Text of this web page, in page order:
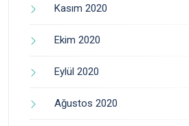
Kasım 2020
Ekim 2020
Eylül 2020
Ağustos 2020